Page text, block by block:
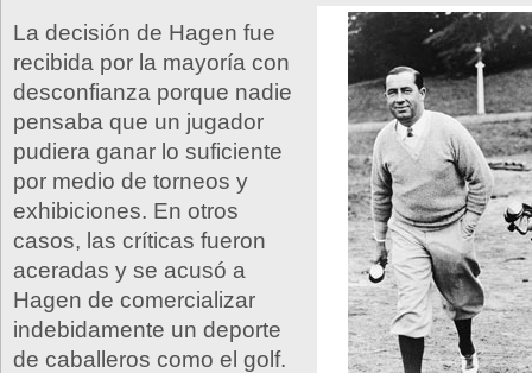
La decisión de Hagen fue
recibida por la mayoría con
desconfianza porque nadie
pensaba que un jugador
pudiera ganar lo suficiente
por medio de torneos y
exhibiciones. En otros
casos, las críticas fueron
aceradas y se acusó a
Hagen de comercializar
indebidamente un deporte
de caballeros como el golf.